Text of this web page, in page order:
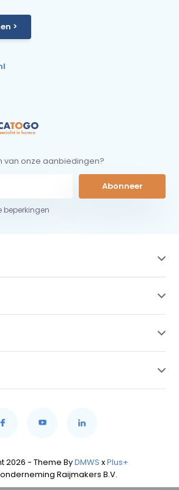
>
van onze aanbiedingen?
Abonneer
beperkingen
2026 - Theme ByDMWS xPlus+
Raijmakers B.V.